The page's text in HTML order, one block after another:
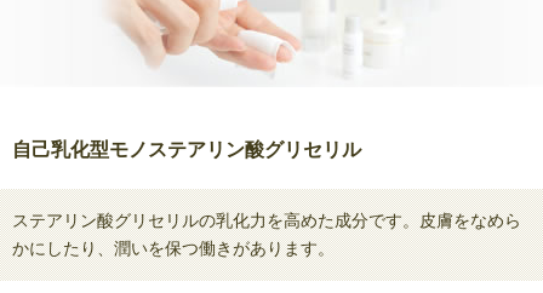
自己乳化型モノステアリン酸グリセリル
ステアリン酸グリセリルの乳化力を高めた成分です。皮膚をなめら
かにしたり、潤いを保つ働きがあります。